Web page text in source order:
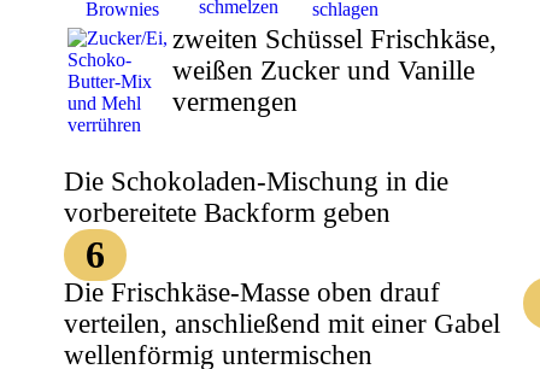
zweiten Schüssel Frischkäse,
weißen Zucker und Vanille
vermengen
Die Schokoladen-Mischung in die
vorbereitete Backform geben
6
Die Frischkäse-Masse oben drauf
verteilen, anschließend mit einer Gabel
wellenförmig untermischen